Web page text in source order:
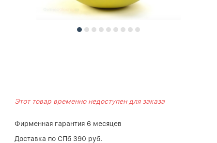
Этот товар временно недоступен для заказа
Фирменная гарантия 6 месяцев
Доставка по СПб 390 руб.